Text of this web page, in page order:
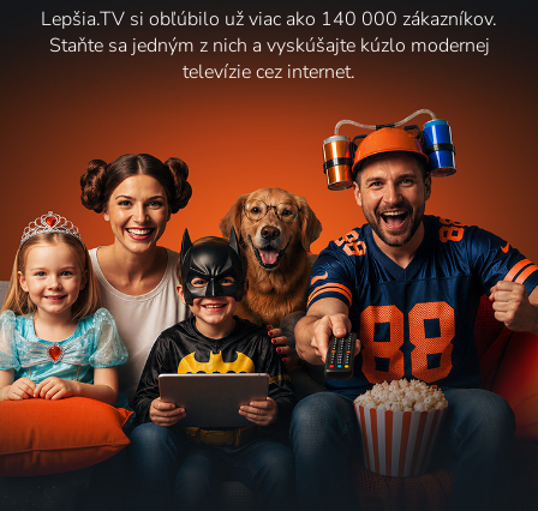
Lepšia.TV si obľúbilo už viac ako 140 000 zákazníkov.
Staňte sa jedným z nich a vyskúšajte kúzlo modernej
televízie cez internet.